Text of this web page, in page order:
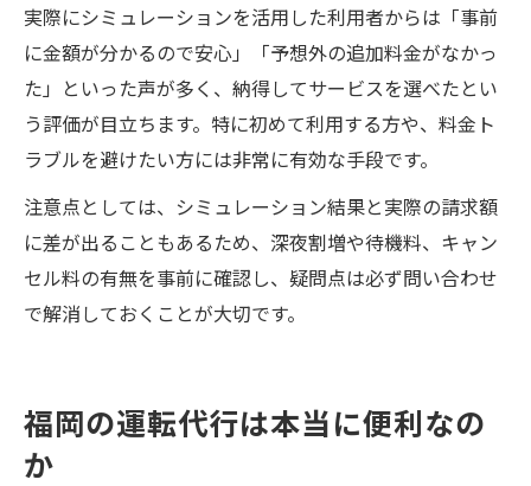
実際にシミュレーションを活用した利用者からは「事前
に金額が分かるので安心」「予想外の追加料金がなかっ
た」といった声が多く、納得してサービスを選べたとい
う評価が目立ちます。特に初めて利用する方や、料金ト
ラブルを避けたい方には非常に有効な手段です。
注意点としては、シミュレーション結果と実際の請求額
に差が出ることもあるため、深夜割増や待機料、キャン
セル料の有無を事前に確認し、疑問点は必ず問い合わせ
で解消しておくことが大切です。
福岡の運転代行は本当に便利なの
か